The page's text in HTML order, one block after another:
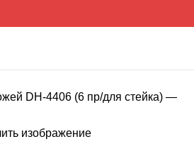
изображение